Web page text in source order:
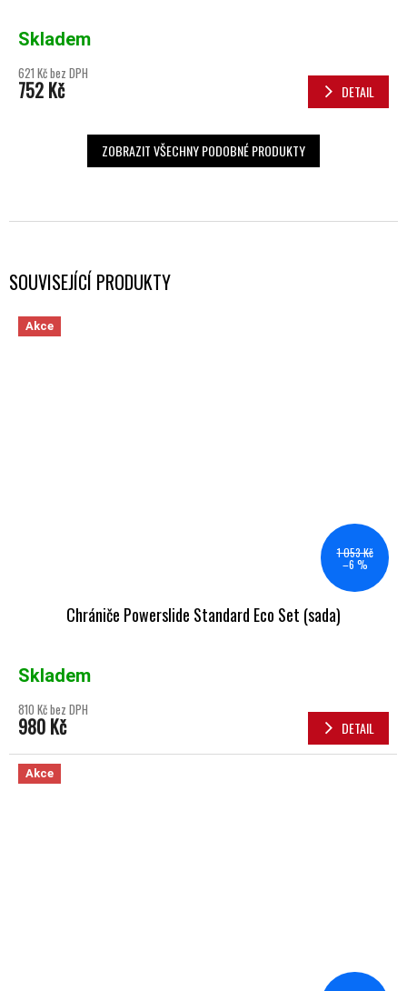
SOUVISEJÍCÍ PRODUKTY
Akce
1 053 Kč
–6 %
Chrániče Powerslide Standard Eco Set (sada)
Skladem
810 Kč bez DPH
980 Kč DETAIL
Akce
Skladem
621 Kč bez DPH
752 Kč DETAIL
ZOBRAZIT VŠECHNY PODOBNÉ PRODUKTY